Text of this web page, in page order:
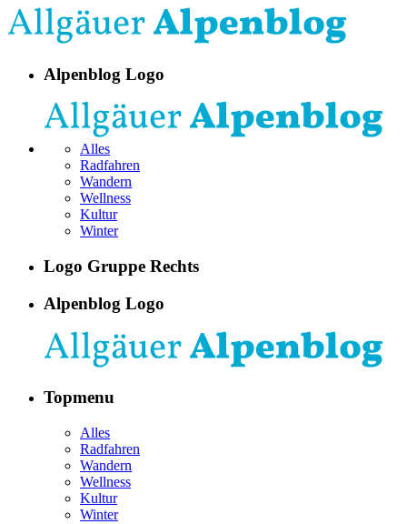
Alpenblog Logo
Alles
Radfahren
Wandern
Wellness
Kultur
Winter
Logo Gruppe Rechts
Alpenblog Logo
Topmenu
Alles
Radfahren
Wandern
Wellness
Kultur
Winter